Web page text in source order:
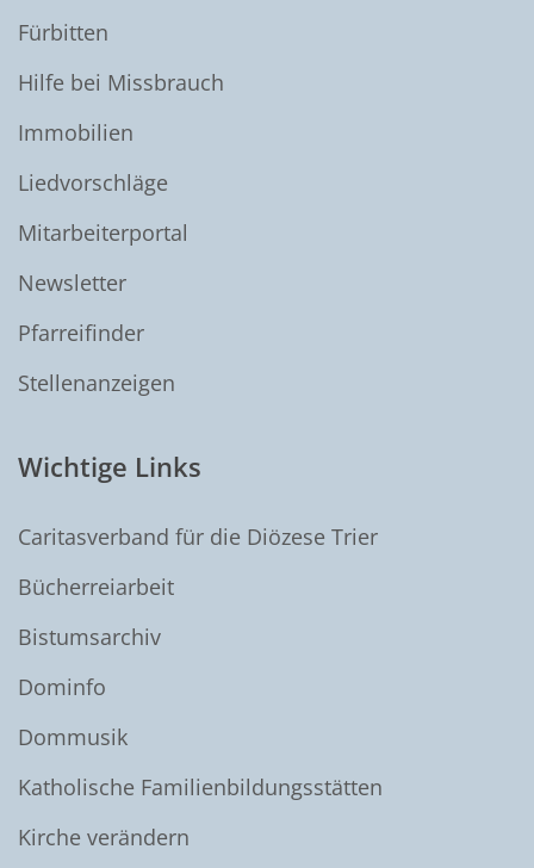
Fürbitten
Hilfe bei Missbrauch
Immobilien
Liedvorschläge
Mitarbeiterportal
Newsletter
Pfarreifinder
Stellenanzeigen
Wichtige Links
Caritasverband für die Diözese Trier
Bücherreiarbeit
Bistumsarchiv
Dominfo
Dommusik
Katholische Familienbildungsstätten
Kirche verändern